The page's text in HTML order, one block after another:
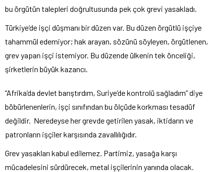
bu örgütün talepleri doğrultusunda pek çok grevi yasakladı.
Türkiye’de işçi düşmanı bir düzen var. Bu düzen örgütlü işçiye
tahammül edemiyor; hak arayan, sözünü söyleyen, örgütlenen,
grev yapan işçi istemiyor. Bu düzende ülkenin tek önceliği,
şirketlerin büyük kazancı.
“Afrika’da devlet barıştırdım, Suriye’de kontrolü sağladım” diye
böbürlenenlerin, işçi sınıfından bu ölçüde korkması tesadüf
değildir. Neredeyse her grevde getirilen yasak, iktidarın ve
patronların işçiler karşısında zavallılığıdır.
Grev yasakları kabul edilemez. Partimiz, yasağa karşı
mücadelesini sürdürecek, metal işçilerinin yanında olacak.